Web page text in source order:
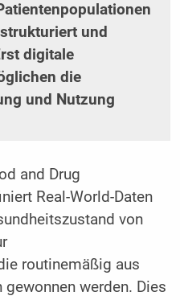
und
digitale
die
und Nutzung
and Drug
Real-World-Daten
von
routinemäßig aus
werden. Dies